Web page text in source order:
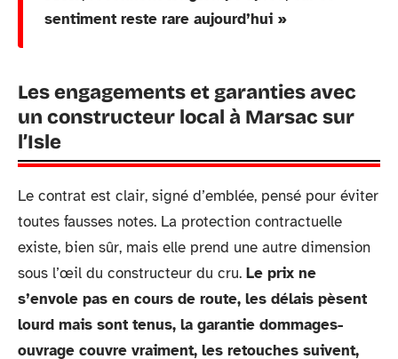
sentiment reste rare aujourd’hui »
Les engagements et garanties avec
un constructeur local à Marsac sur
l’Isle
Le contrat est clair, signé d’emblée, pensé pour éviter
toutes fausses notes. La protection contractuelle
existe, bien sûr, mais elle prend une autre dimension
sous l’œil du constructeur du cru. Le prix ne
s’envole pas en cours de route, les délais pèsent
lourd mais sont tenus, la garantie dommages-
ouvrage couvre vraiment, les retouches suivent,